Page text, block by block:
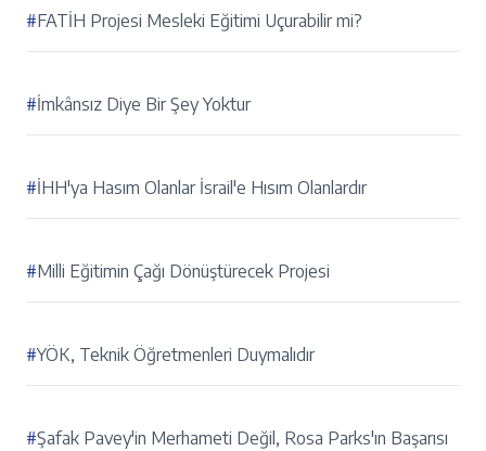
#FATİH Projesi Mesleki Eğitimi Uçurabilir mi?
#İmkânsız Diye Bir Şey Yoktur
#İHH'ya Hasım Olanlar İsrail'e Hısım Olanlardır
#Milli Eğitimin Çağı Dönüştürecek Projesi
#YÖK, Teknik Öğretmenleri Duymalıdır
#Şafak Pavey'in Merhameti Değil, Rosa Parks'ın Başarısı